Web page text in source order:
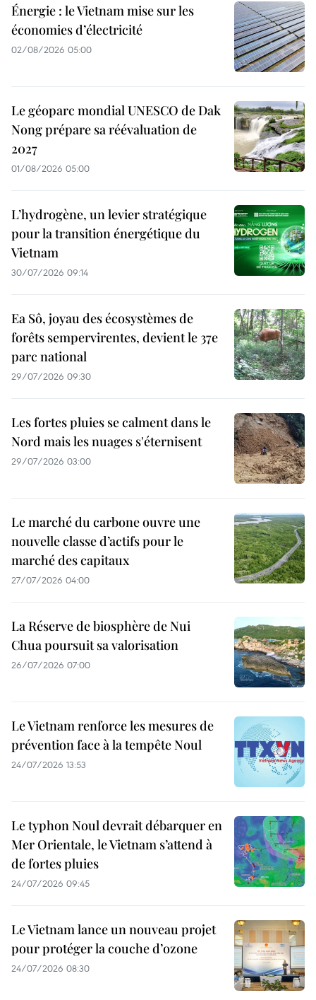
Énergie : le Vietnam mise sur les
économies d’électricité
02/08/2026 05:00
Le géoparc mondial UNESCO de Dak
Nong prépare sa réévaluation de
2027
01/08/2026 05:00
L’hydrogène, un levier stratégique
pour la transition énergétique du
Vietnam
30/07/2026 09:14
Ea Sô, joyau des écosystèmes de
forêts sempervirentes, devient le 37e
parc national
29/07/2026 09:30
Les fortes pluies se calment dans le
Nord mais les nuages s'éternisent
29/07/2026 03:00
Le marché du carbone ouvre une
nouvelle classe d’actifs pour le
marché des capitaux
27/07/2026 04:00
La Réserve de biosphère de Nui
Chua poursuit sa valorisation
26/07/2026 07:00
Le Vietnam renforce les mesures de
prévention face à la tempête Noul
24/07/2026 13:53
Le typhon Noul devrait débarquer en
Mer Orientale, le Vietnam s’attend à
de fortes pluies
24/07/2026 09:45
Le Vietnam lance un nouveau projet
pour protéger la couche d’ozone
24/07/2026 08:30